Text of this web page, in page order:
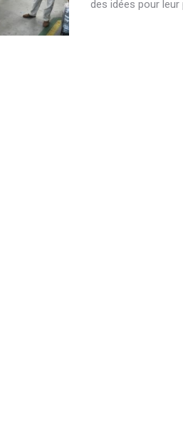
des idées pour leur